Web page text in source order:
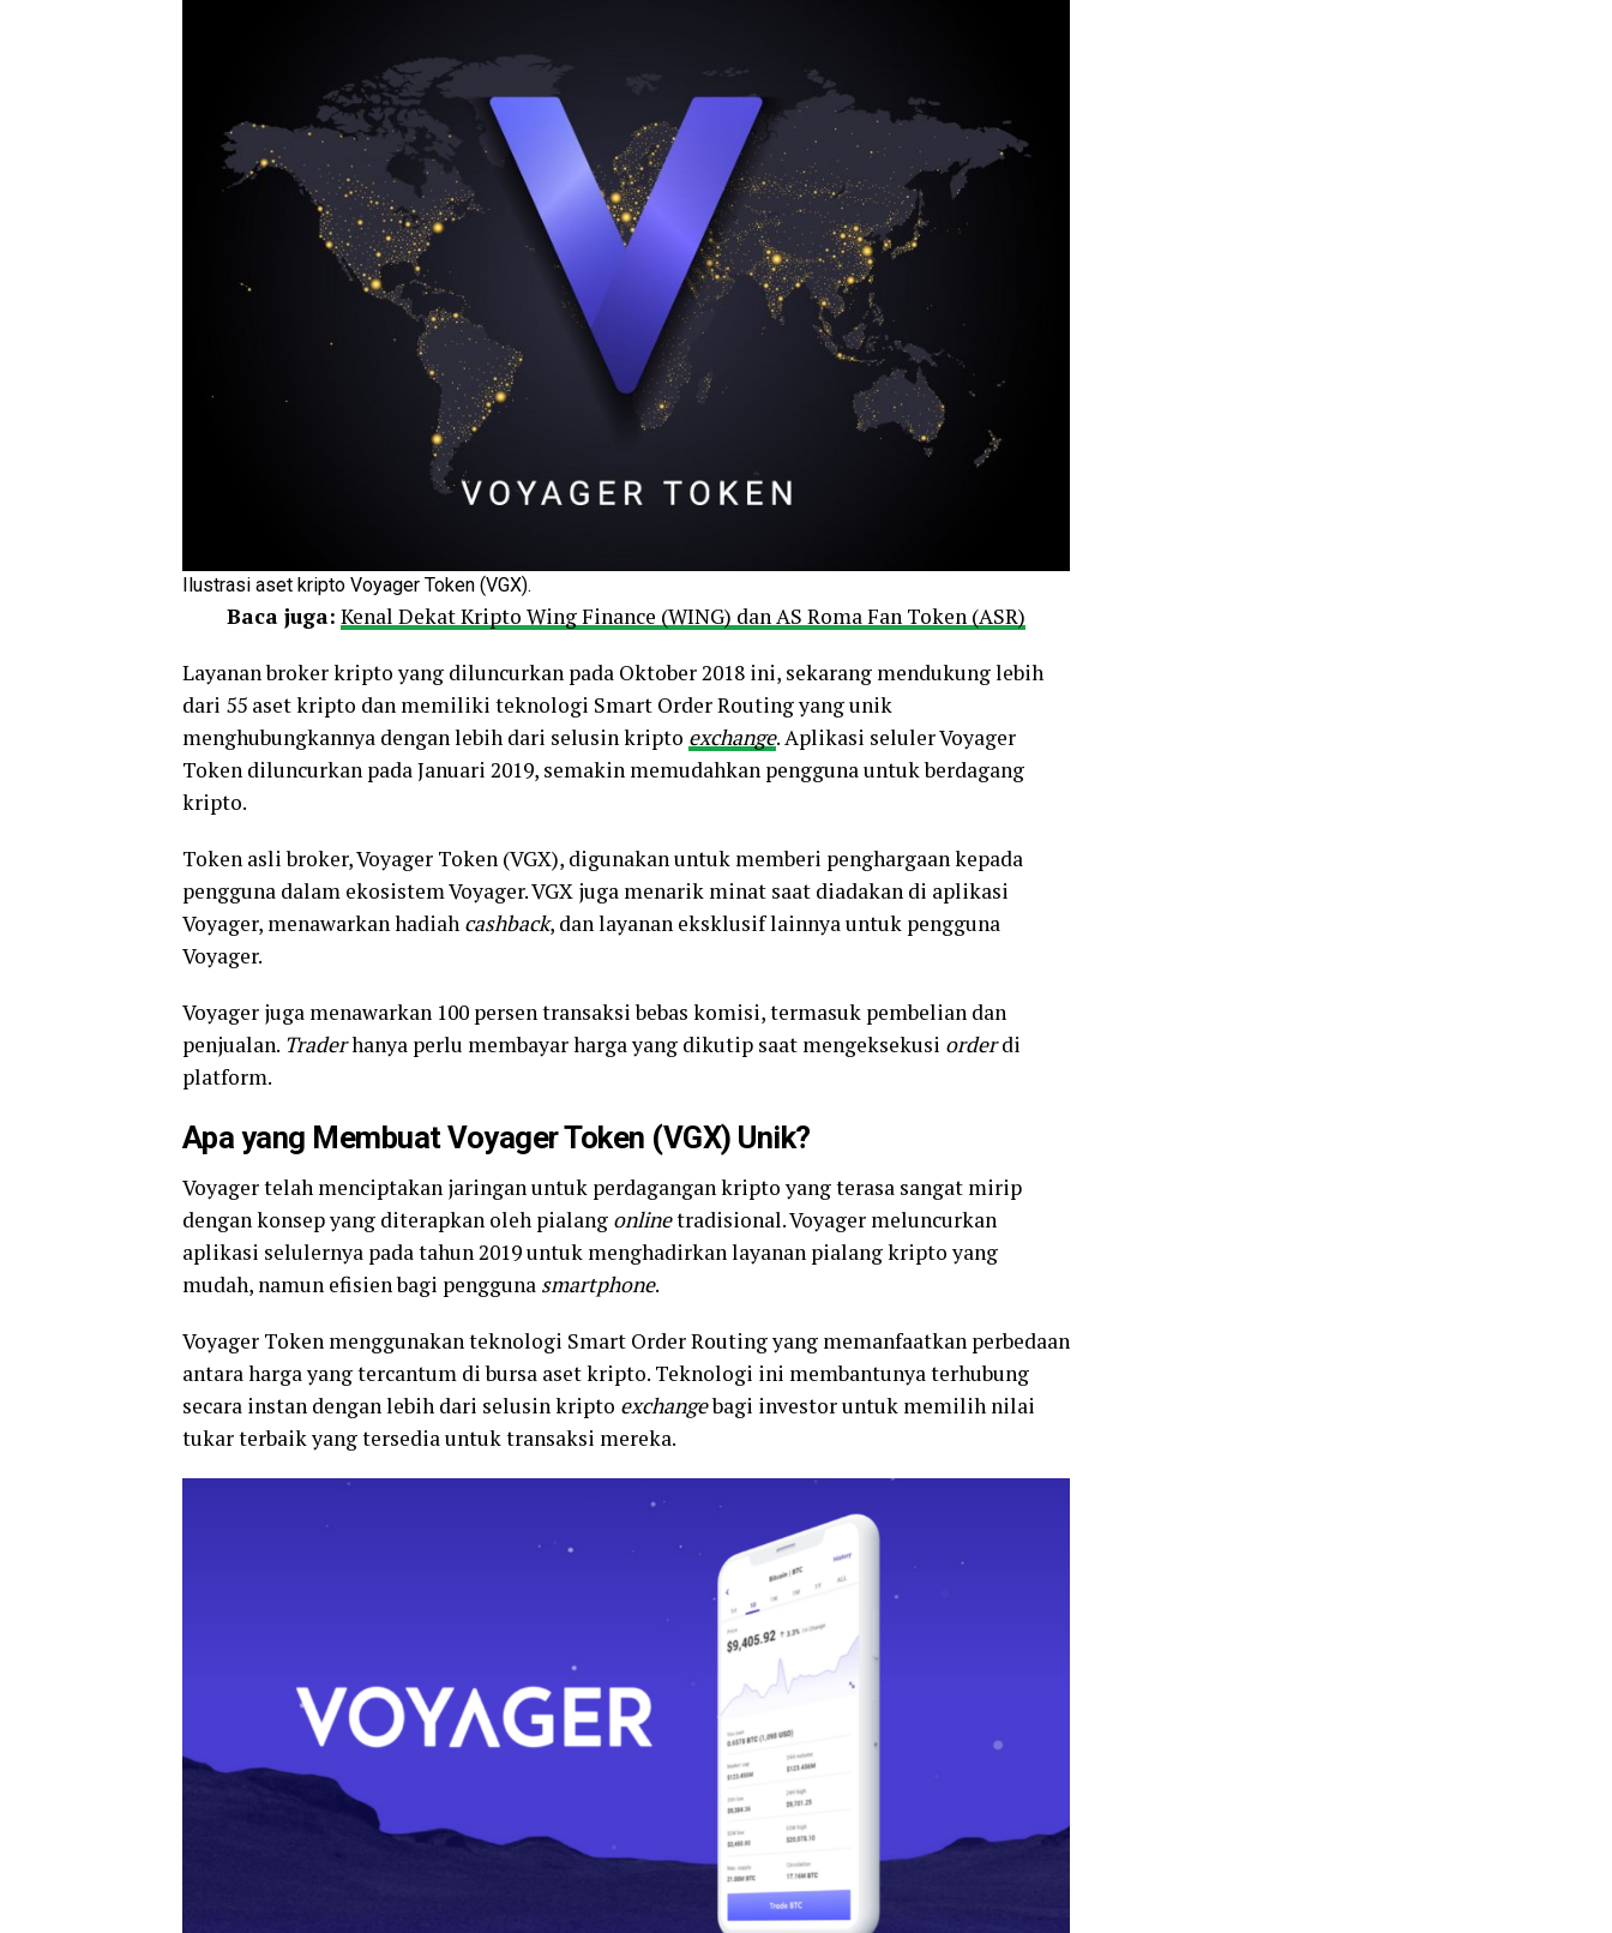
Ilustrasi aset kripto Voyager Token (VGX).
Baca juga: Kenal Dekat Kripto Wing Finance (WING) dan AS Roma Fan Token (ASR)
Layanan broker kripto yang diluncurkan pada Oktober 2018 ini, sekarang mendukung lebih
dari 55 aset kripto dan memiliki teknologi Smart Order Routing yang unik
menghubungkannya dengan lebih dari selusin kripto exchange. Aplikasi seluler Voyager
Token diluncurkan pada Januari 2019, semakin memudahkan pengguna untuk berdagang
kripto.
Token asli broker, Voyager Token (VGX), digunakan untuk memberi penghargaan kepada
pengguna dalam ekosistem Voyager. VGX juga menarik minat saat diadakan di aplikasi
Voyager, menawarkan hadiah cashback, dan layanan eksklusif lainnya untuk pengguna
Voyager.
Voyager juga menawarkan 100 persen transaksi bebas komisi, termasuk pembelian dan
penjualan. Traderhanya perlu membayar harga yang dikutip saat mengeksekusi orderdi
platform.
Apa yang Membuat Voyager Token (VGX) Unik?
Voyager telah menciptakan jaringan untuk perdagangan kripto yang terasa sangat mirip
dengan konsep yang diterapkan oleh pialang onlinetradisional. Voyager meluncurkan
aplikasi selulernya pada tahun 2019 untuk menghadirkan layanan pialang kripto yang
mudah, namun efisien bagi pengguna smartphone.
Voyager Token menggunakan teknologi Smart Order Routing yang memanfaatkan perbedaan
antara harga yang tercantum di bursa aset kripto. Teknologi ini membantunya terhubung
secara instan dengan lebih dari selusin kripto exchangebagi investor untuk memilih nilai
tukar terbaik yang tersedia untuk transaksi mereka.